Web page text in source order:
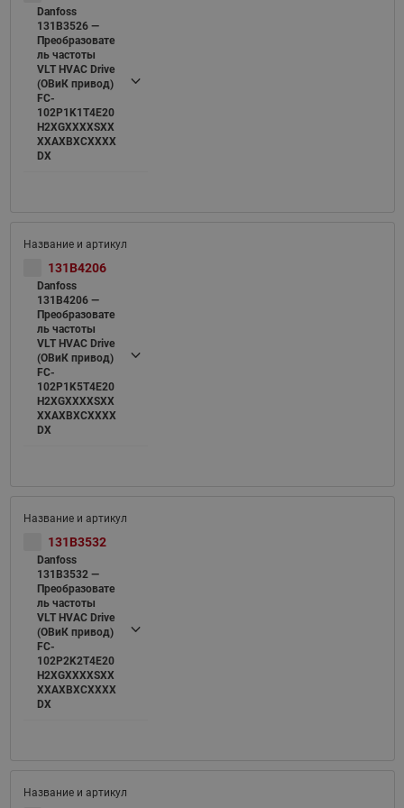
Danfoss
131B3526 —
Преобразовате
ль частоты
VLT HVAC Drive
(ОВиК привод)
FC-
102P1K1T4E20
H2XGXXXXSXX
XXAXBXCXXXX
DX
131B4206
Danfoss
131B4206 —
Преобразовате
ль частоты
VLT HVAC Drive
(ОВиК привод)
FC-
102P1K5T4E20
H2XGXXXXSXX
XXAXBXCXXXX
DX
131B3532
Danfoss
131B3532 —
Преобразовате
ль частоты
VLT HVAC Drive
(ОВиК привод)
FC-
102P2K2T4E20
H2XGXXXXSXX
XXAXBXCXXXX
DX